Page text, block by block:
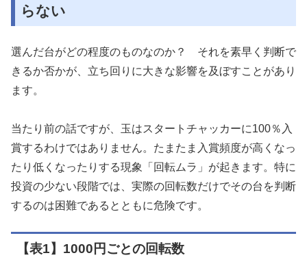
らない
選んだ台がどの程度のものなのか？ それを素早く判断で
きるか否かが、立ち回りに大きな影響を及ぼすことがあり
ます。
当たり前の話ですが、玉はスタートチャッカーに100％入
賞するわけではありません。たまたま入賞頻度が高くなっ
たり低くなったりする現象「回転ムラ」が起きます。特に
投資の少ない段階では、実際の回転数だけでその台を判断
するのは困難であるとともに危険です。
【表1】1000円ごとの回転数